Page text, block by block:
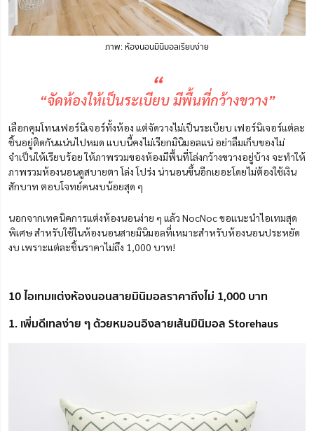
ภาพ: ห้องนอนมินิมอลเรียบง่าย
“
“จัดห้องให้เป็นระเบียบ มีพื้นที่กว้างขวาง”
เลือกคุมโทนเฟอร์นิเจอร์ทั้งห้อง แต่จัดวางไม่เป็นระเบียบ เฟอร์นิเจอร์แต่ละ
ชิ้นอยู่ติดกันแน่นไปหมด แบบนี้คงไม่เรียกมินิมอลแน่ อย่าลืมเก็บของไม่
จำเป็นให้เรียบร้อย ให้ภาพรวมของห้องมีพื้นที่โล่งกว้างขวางอยู่บ้าง จะทำให้
ภาพรวมห้องนอนดูสบายตา โล่ง โปร่ง น่านอนขึ้นอีกเยอะโดยไม่ต้องใช้เงิน
สักบาท ตอบโจทย์คนงบน้อยสุด ๆ
นอกจากเทคนิคการแต่งห้องนอนง่าย ๆ แล้ว NocNoc ขอแนะนำไอเทมสุด
พิเศษ สำหรับใช้ในห้องนอนสายมินิมอลที่เหมาะสำหรับห้องนอนประหยัด
งบ เพราะแต่ละชิ้นราคาไม่ถึง 1,000 บาท!
10 ไอเทมแต่งห้องนอนสายมินิมอลราคาถึงไม่ 1,000 บาท
1. เพิ่มดีเทลง่าย ๆ ด้วยหมอนอิงลายเส้นมินิมอล Storehaus